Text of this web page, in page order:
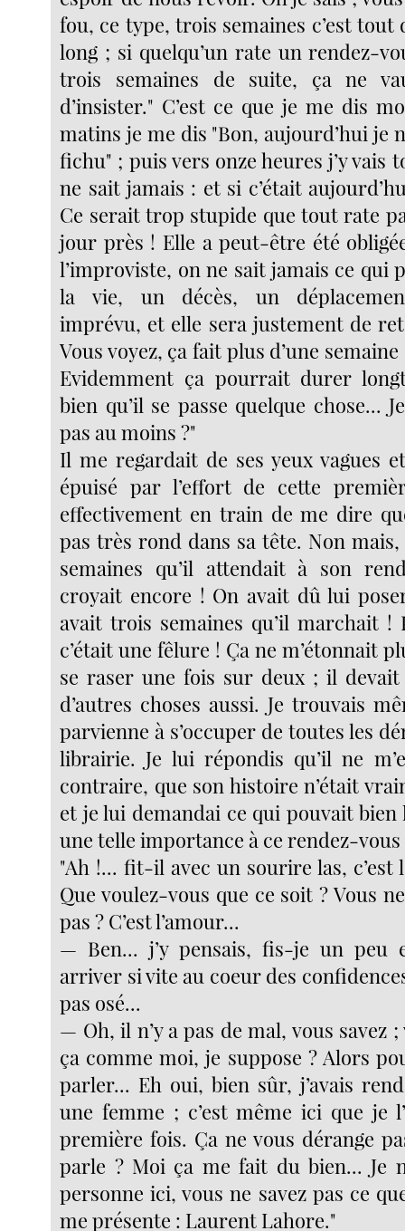
fou, ce type, trois semaines c’est tout
long ; si quelqu’un rate un rendez-
trois semaines de suite, ça ne
d’insister." C’est ce que je me dis
matins je me dis "Bon, aujourd’hui je
fichu" ; puis vers onze heures j’y vais
ne sait jamais : et si c’était
Ce serait trop stupide que tout rate
jour près ! Elle a peut-être été
l’improviste, on ne sait jamais ce qui
la vie, un décès, un
imprévu, et elle sera justement de
Vous voyez, ça fait plus d’une
Evidemment ça pourrait durer
bien qu’il se passe quelque chose...
pas au moins ?"
Il me regardait de ses yeux vagues
épuisé par l’effort de cette
effectivement en train de me dire
pas très rond dans sa tête. Non
semaines qu’il attendait à son
croyait encore ! On avait dû lui
avait trois semaines qu’il marchait !
c’était une fêlure ! Ça ne m’étonnait
se raser une fois sur deux ; il
d’autres choses aussi. Je trouvais
parvienne à s’occuper de toutes les
librairie. Je lui répondis qu’il ne
contraire, que son histoire n’était
et je lui demandai ce qui pouvait
une telle importance à ce rendez-
"Ah !... fit-il avec un sourire las, c’est
Que voulez-vous que ce soit ? Vous
pas ? C’est l’amour...
— Ben... j’y pensais, fis-je un peu
arriver si vite au coeur des
pas osé...
— Oh, il n’y a pas de mal, vous savez
ça comme moi, je suppose ? Alors
parler... Eh oui, bien sûr, j’avais
une femme ; c’est même ici que je
première fois. Ça ne vous dérange
parle ? Moi ça me fait du bien... Je
personne ici, vous ne savez pas ce
me présente : Laurent Lahore."